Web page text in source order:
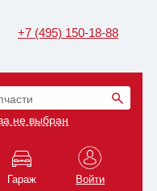
+7 (495) 150-18-88
не выбран
Гараж Войти